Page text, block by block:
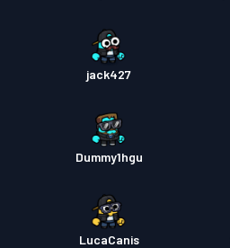
jack427
Dummy1hgu
LucaCanis